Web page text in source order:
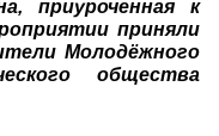
приуроченная к
приняли
Молодёжного
общества